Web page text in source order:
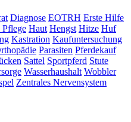
Diagnose EOTRH Erste Hilfe
Haut Hengst Hitze Huf
Kastration Kaufuntersuchung
Parasiten Pferdekauf
Sattel Sportpferd Stute
Wasserhaushalt Wobbler
Zentrales Nervensystem